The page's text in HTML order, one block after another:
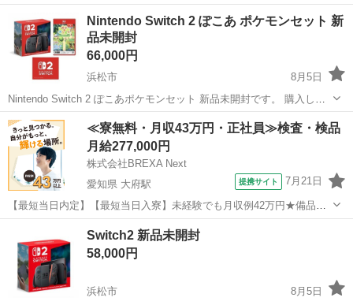
Nintendo Switch 2 ぽこあ ポケモンセット 新
品未開封
66,000円
浜松市
8月5日
Nintendo Switch 2 ぽこあポケモンセット 新品未開封です。 購入しま
したが、使用予定がないため出品します。 新品未開封のため、動作確
認はしておりません。 初期不良等につきましてはメーカー対応をお願
いいたし...
静岡 浜松市 テレビゲーム ポケモン
≪寮無料・月収43万円・正社員≫検査・検品
月給277,000円
株式会社BREXA Next
愛知県 大府駅
提携サイト 7月21日
【最短当日内定】【最短当日入寮】未経験でも月収例42万円★備品付
き寮完備＆赴任旅費会社負担◎昇給・業績賞与あり！組立や塗装など
自動車製造の各種作業！《愛知県大府市》 人気の工場のお仕事 ◇自動
車製造に携わる各種作業◇ 【...
その他
Switch2 新品未開封
58,000円
浜松市
8月5日